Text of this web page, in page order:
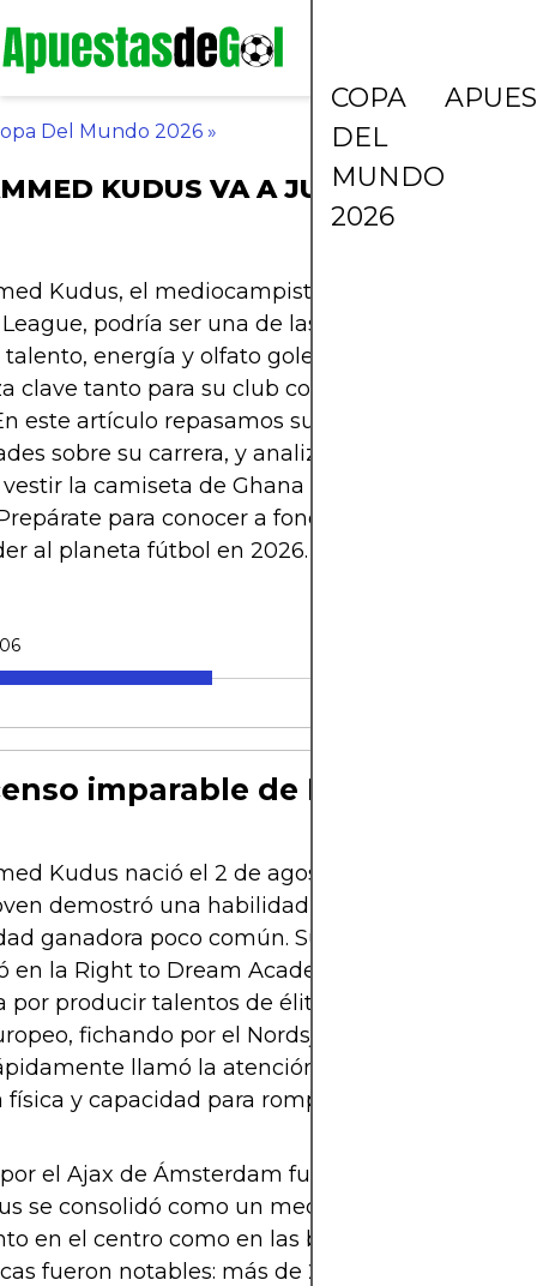
COPA
DEL
MUNDO
2026
Del Mundo 2026 »
KUDUS VA A JUGAR EL
Kudus, el mediocampista ghanés que brilla
podría ser una de las grandes figuras
talento, energía y olfato goleador lo han
clave tanto para su club como para la selección
este artículo repasamos sus estadísticas
sobre su carrera, y analizamos si realmente
la camiseta de Ghana en la próxima Copa
para conocer a fondo al crack que
al planeta fútbol en 2026.
imparable de Mohammed
Kudus nació el 2 de agosto de 2000 en
demostró una habilidad especial con el
ganadora poco común. Su carrera profesional
en la Right to Dream Academy, una cantera
por producir talentos de élite. En 2018 dio el
fichando por el Nordsjælland de
llamó la atención por su visión de
y capacidad para romper líneas.
el Ajax de Ámsterdam fue el siguiente gran
se consolidó como un mediapunta versátil
en el centro como en las bandas. En la
fueron notables: más de 20 goles y 10